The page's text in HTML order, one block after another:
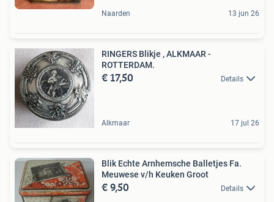
Naarden 13 jun 26
RINGERS Blikje , ALKMAAR -
ROTTERDAM.
€ 17,50 Details
Alkmaar 17 jul 26
Blik Echte Arnhemsche Balletjes Fa.
Meuwese v/h Keuken Groot
€ 9,50 Details